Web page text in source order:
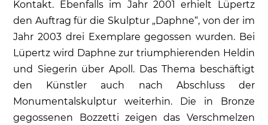
Kontakt. Ebenfalls im Jahr 2001 erhielt Lüpertz
den Auftrag für die Skulptur „Daphne“, von der im
Jahr 2003 drei Exemplare gegossen wurden. Bei
Lüpertz wird Daphne zur triumphierenden Heldin
und Siegerin über Apoll. Das Thema beschäftigt
den Künstler auch nach Abschluss der
Monumentalskulptur weiterhin. Die in Bronze
gegossenen Bozzetti zeigen das Verschmelzen